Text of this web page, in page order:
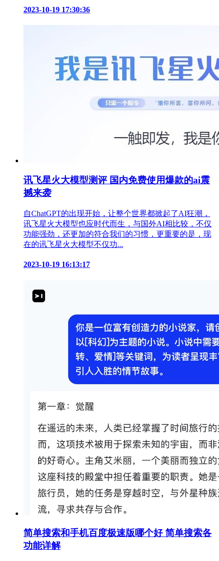
2023-10-19 17:30:36
讯飞星火大模型测评 国内免费使用爆款的ai震
撼来袭
自ChatGPT的出现开始，让整个世界都掀起了AI狂潮，
讯飞星火大模型也应时代而生，与国外AI相比较，不仅
功能强劲，还更加的符合我们的习惯，更重要的是，现
在的讯飞星火大模型不仅功...
2023-10-19 16:13:17
简单搜索和手机百度极速版哪个好 简单搜索各
功能详解